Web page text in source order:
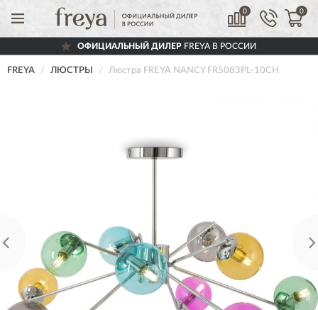
0 0
ОФИЦИАЛЬНЫЙ ДИЛЕРFREYA В РОССИИ
FREYA ЛЮСТРЫ Люстра FREYA NANCY FR5083PL-10CH